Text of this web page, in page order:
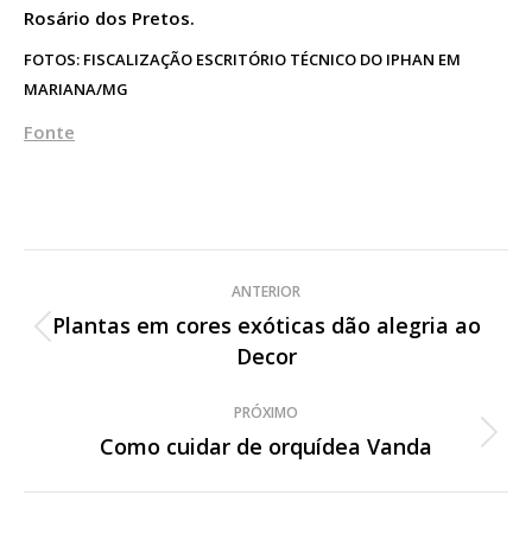
Rosário dos Pretos.
FOTOS: FISCALIZAÇÃO ESCRITÓRIO TÉCNICO DO IPHAN EM
MARIANA/MG
Fonte
Navegação
de
ANTERIOR
Post
anterior:
Plantas em cores exóticas dão alegria ao
Decor
PRÓXIMO
Próximo
Como cuidar de orquídea Vanda